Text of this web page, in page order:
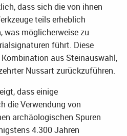
dass sich die von ihnen
teils erheblich
was möglicherweise zu
führt. Diese
aus Steinauswahl,
Nussart zurückzuführen.
dass einige
die Verwendung von
archäologischen Spuren
4.300 Jahren